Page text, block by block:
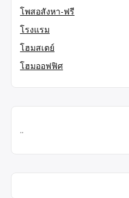
โพสอสังหา-ฟรี
โรงแรม
โฮมสเตย์
โฮมออฟฟิศ
..